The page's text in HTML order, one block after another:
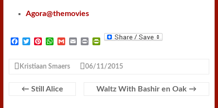
Agora@themovies
e
o
t
r
t
e
W
t
p
G
i
n
P
n
r
Kristiaan Smaers 06/11/2015
← Still Alice Waltz With Bashir en Oak →